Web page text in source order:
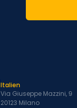
Italien
Via Giuseppe Mazzini, 9
20123 Milano